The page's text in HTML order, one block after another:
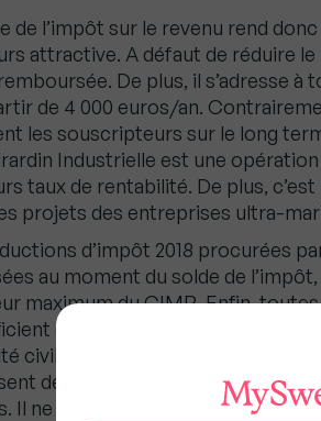
de l’impôt sur le revenu rend
attractive. A défaut de réduire le
De plus, il s’adresse à
de 4 000 euros/an.
les souscripteurs sur le long
Industrielle est une
taux de rentabilité. De plus,
projets des entreprises ultra-
d’impôt 2018 procurées
au moment du solde de
maximum du CIMR. Enfin,
de la plus grande
civile professionnelle coiffe les
des assurances
ne reste plus qu’à se faire bien